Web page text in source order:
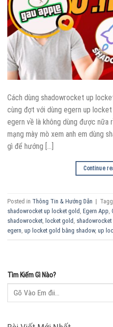
Cách dùng shadowrocket up
cùng đợt với dùng egern up
egern về là không dùng được nữa
mạng mày mò xem anh em dùng
gì để hướng […]
Continue
Posted in Thông Tin & Hướng Dẫn |
shadowrocket up locket gold Egern App
shadowrocket locket gold
egern up locket gold bằng shadow, up
Tìm Kiếm Gì Nào?